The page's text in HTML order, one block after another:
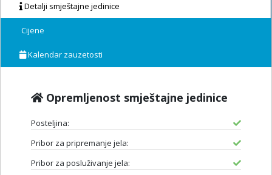
Detalji smještajne jedinice
Cijene
Kalendar zauzetosti
Opremljenost smještajne jedinice
Posteljina:
Pribor za pripremanje jela:
Pribor za posluživanje jela: